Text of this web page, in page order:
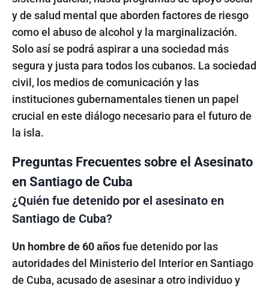
y de salud mental que aborden factores de riesgo
como el abuso de alcohol y la marginalización.
Solo así se podrá aspirar a una sociedad más
segura y justa para todos los cubanos. La sociedad
civil, los medios de comunicación y las
instituciones gubernamentales tienen un papel
crucial en este diálogo necesario para el futuro de
la isla.
Preguntas Frecuentes sobre el Asesinato
en Santiago de Cuba
¿Quién fue detenido por el asesinato en
Santiago de Cuba?
Un hombre de 60 añosfue detenido por las
autoridades del Ministerio del Interior en Santiago
de Cuba, acusado de asesinar a otro individuo y